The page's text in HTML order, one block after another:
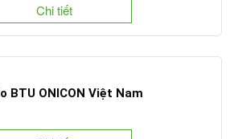
Chi tiết
BTU ONICON Việt Nam